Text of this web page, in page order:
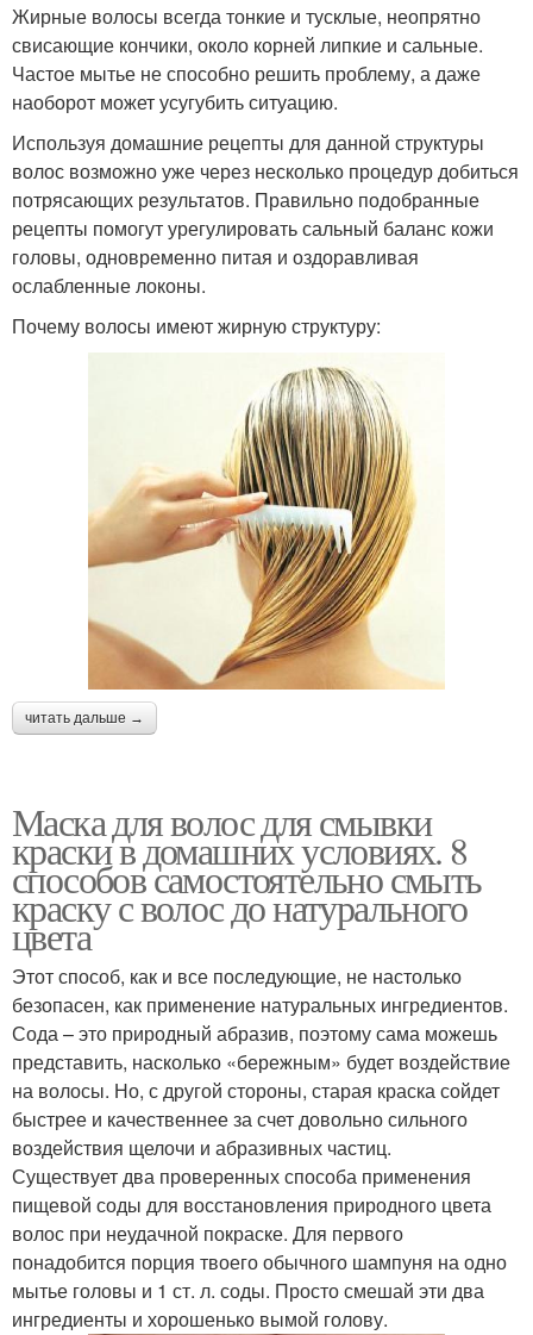
Жирные волосы всегда тонкие и тусклые, неопрятно
свисающие кончики, около корней липкие и сальные.
Частое мытье не способно решить проблему, а даже
наоборот может усугубить ситуацию.
Используя домашние рецепты для данной структуры
волос возможно уже через несколько процедур добиться
потрясающих результатов. Правильно подобранные
рецепты помогут урегулировать сальный баланс кожи
головы, одновременно питая и оздоравливая
ослабленные локоны.
Почему волосы имеют жирную структуру:
читать дальше →
Маска для волос для смывки
краски в домашних условиях. 8
способов самостоятельно смыть
краску с волос до натурального
цвета
Этот способ, как и все последующие, не настолько
безопасен, как применение натуральных ингредиентов.
Сода – это природный абразив, поэтому сама можешь
представить, насколько «бережным» будет воздействие
на волосы. Но, с другой стороны, старая краска сойдет
быстрее и качественнее за счет довольно сильного
воздействия щелочи и абразивных частиц.
Существует два проверенных способа применения
пищевой соды для восстановления природного цвета
волос при неудачной покраске. Для первого
понадобится порция твоего обычного шампуня на одно
мытье головы и 1 ст. л. соды. Просто смешай эти два
ингредиенты и хорошенько вымой голову.